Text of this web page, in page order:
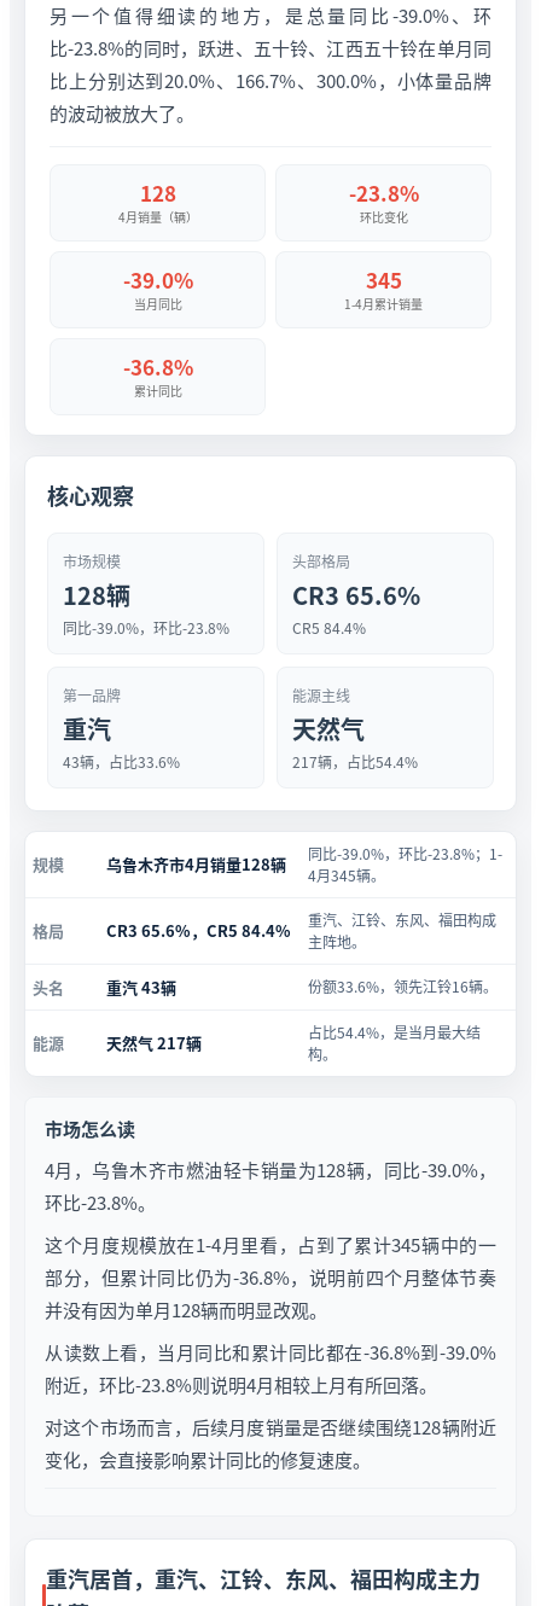
另一个值得细读的地方，是总量同比-39.0%、环
比-23.8%的同时，跃进、五十铃、江西五十铃在单月同
比上分别达到20.0%、166.7%、300.0%，小体量品牌
的波动被放大了。
128
4月销量（辆）
-23.8%
环比变化
-39.0%
当月同比
345
1-4月累计销量
-36.8%
累计同比
核心观察
市场规模
128辆
同比-39.0%，环比-23.8%
头部格局
CR3 65.6%
CR5 84.4%
第一品牌
重汽
43辆，占比33.6%
能源主线
天然气
217辆，占比54.4%
规模 乌鲁木齐市4月销量128辆
同比-39.0%，环比-23.8%；1-
4月345辆。
格局 CR3 65.6%，CR5 84.4%
重汽、江铃、东风、福田构成
主阵地。
头名 重汽 43辆 份额33.6%，领先江铃16辆。
能源 天然气 217辆
占比54.4%，是当月最大结
构。
市场怎么读
4月，乌鲁木齐市燃油轻卡销量为128辆，同比-39.0%，
环比-23.8%。
这个月度规模放在1-4月里看，占到了累计345辆中的一
部分，但累计同比仍为-36.8%，说明前四个月整体节奏
并没有因为单月128辆而明显改观。
从读数上看，当月同比和累计同比都在-36.8%到-39.0%
附近，环比-23.8%则说明4月相较上月有所回落。
对这个市场而言，后续月度销量是否继续围绕128辆附近
变化，会直接影响累计同比的修复速度。
重汽居首，重汽、江铃、东风、福田构成主力